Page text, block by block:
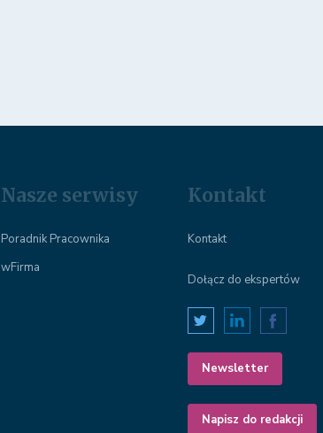
Nasze serwisy
Poradnik Pracownika
wFirma
Kontakt
Kontakt
Dołącz do ekspertów
Newsletter
Napisz do redakcji